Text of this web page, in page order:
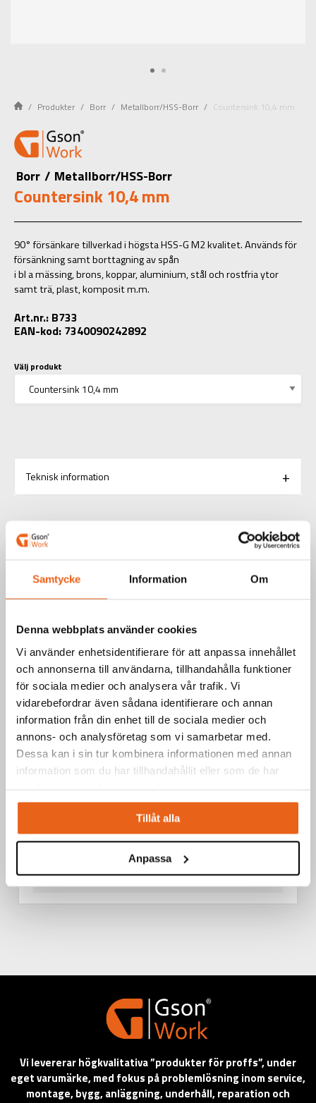
Samtycke Information Om
Denna webbplats använder cookies
Vi använder enhetsidentifierare för att anpassa innehållet
och annonserna till användarna, tillhandahålla funktioner
för sociala medier och analysera vår trafik. Vi
vidarebefordrar även sådana identifierare och annan
information från din enhet till de sociala medier och
annons- och analysföretag som vi samarbetar med.
Dessa kan i sin tur kombinera informationen med annan
information som du har tillhandahållit eller som de har
Tillåt alla
Anpassa
Produkter Borr Metallborr/HSS-Borr Countersink 10,4 mm
Borr / Metallborr/HSS-Borr
Countersink 10,4 mm
90° försänkare tillverkad i högsta HSS-G M2 kvalitet. Används för
försänkning samt borttagning av spån
i bl a mässing, brons, koppar, aluminium, stål och rostfria ytor
samt trä, plast, komposit m.m.
Art.nr.: B733
EAN-kod: 7340090242892
Välj produkt
Teknisk information
RELATERADE PRODUKTER
Aerosoler / Smörjoljor
Vi levererar högkvalitativa ”produkter för proffs”, under
eget varumärke, med fokus på problemlösning inom service,
montage, bygg, anläggning, underhåll, reparation och